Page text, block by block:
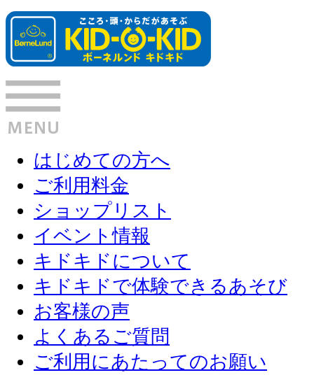
はじめての方へ
ご利用料金
ショップリスト
イベント情報
キドキドについて
キドキドで体験できるあそび
お客様の声
よくあるご質問
ご利用にあたってのお願い